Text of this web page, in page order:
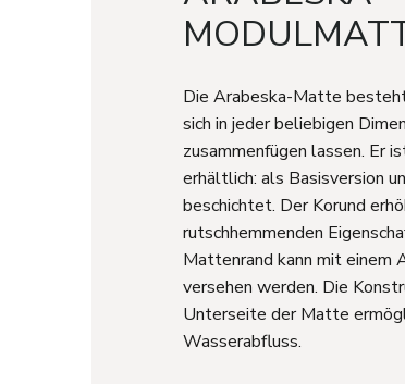
Die Arabeska-Matte
sich in jeder beliebigen
zusammenfügen lassen. Er
erhältlich: als Basisversion
beschichtet. Der Korund
rutschhemmenden
Mattenrand kann mit einem
versehen werden. Die
Unterseite der Matte
Wasserabfluss.